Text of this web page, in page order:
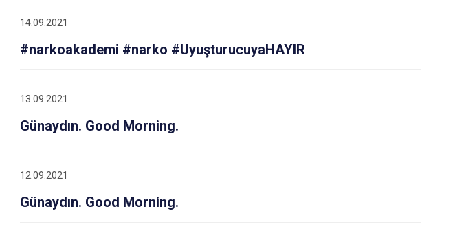
14.09.2021
#narkoakademi #narko #UyuşturucuyaHAYIR
13.09.2021
Günaydın. Good Morning.
12.09.2021
Günaydın. Good Morning.